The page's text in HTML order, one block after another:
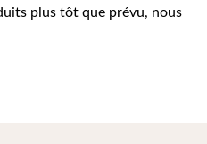
plus tôt que prévu, nous